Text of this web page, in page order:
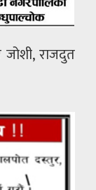
जोशी, राजदुत